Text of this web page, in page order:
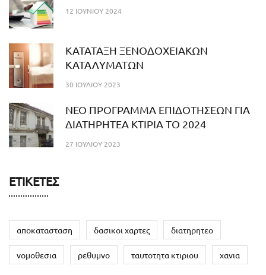
12 ΙΟΥΝΊΟΥ 2024
ΚΑΤΑΤΑΞΗ ΞΕΝΟΔΟΧΕΙΑΚΩΝ
ΚΑΤΑΛΥΜΑΤΩΝ
30 ΙΟΥΛΊΟΥ 2023
NEO ΠΡΟΓΡΑΜΜΑ ΕΠΙΔΟΤΗΣΕΩΝ ΓΙΑ
ΔΙΑΤΗΡΗΤΕΑ ΚΤΙΡΙΑ ΤΟ 2024
27 ΙΟΥΛΊΟΥ 2023
ΕΤΙΚΈΤΕΣ
αποκατασταση δασικοι χαρτες διατηρητεο
νομοθεσια ρεθυμνο ταυτοτητα κτιριου χανια